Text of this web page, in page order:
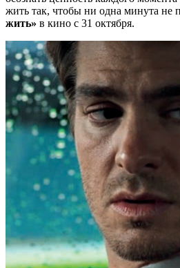
жить так, чтобы ни одна минута не
жить» в кино с 31 октября.